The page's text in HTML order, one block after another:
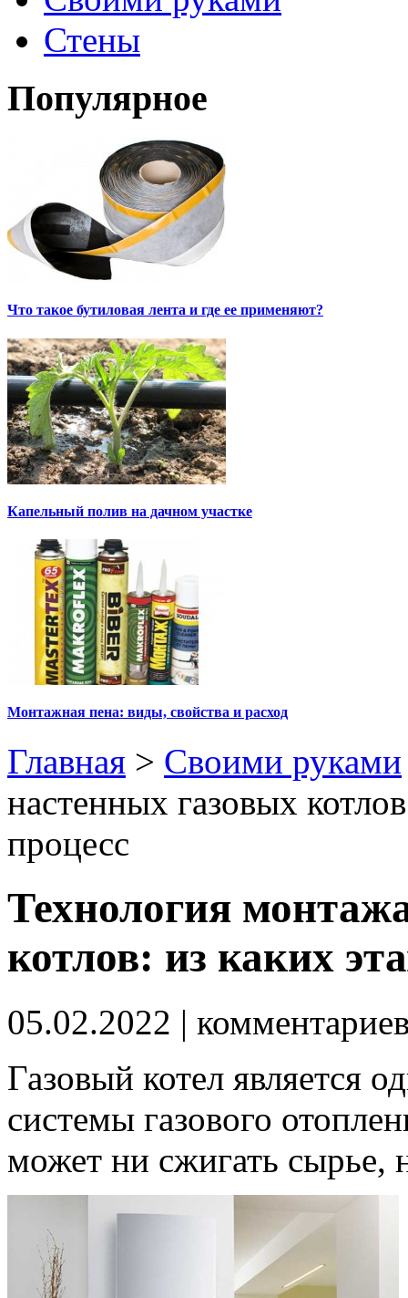
Стены
Популярное
Что такое бутиловая лента и где ее применяют?
Капельный полив на дачном участке
Монтажная пена: виды, свойства и расход
Главная > Своими руками
настенных газовых
процесс
Технология
котлов: из каких
05.02.2022 |
Газовый котел является
системы газового
может ни сжигать сырье,